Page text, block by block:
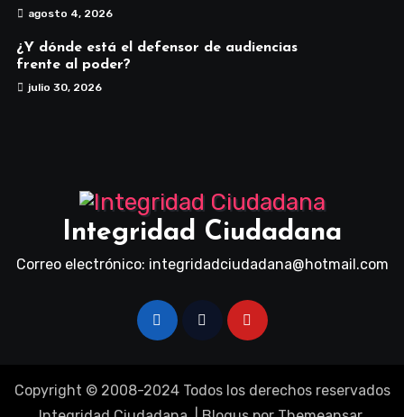
agosto 4, 2026
¿Y dónde está el defensor de audiencias
frente al poder?
julio 30, 2026
Integridad Ciudadana
Correo electrónico: integridadciudadana@hotmail.com
Copyright © 2008-2024 Todos los derechos reservados